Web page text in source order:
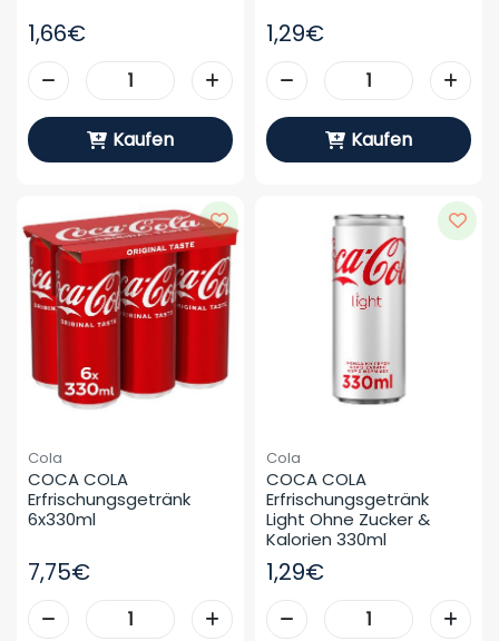
1,66€
Kaufen
1,29€
Kaufen
Cola
COCA COLA
Erfrischungsgetränk
6x330ml
7,75€
Cola
COCA COLA
Erfrischungsgetränk
Light Ohne Zucker &
Kalorien 330ml
1,29€